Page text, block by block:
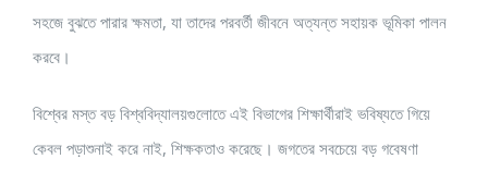
সহজে বুঝতে পারার ক্ষমতা, যা তাদের পরবর্তী জীবনে অত্যন্ত সহায়ক ভূমিকা পালন
করবে।
বিশ্বের মস্ত বড় বিশ্ববিদ্যালয়গুলোতে এই বিভাগের শিক্ষার্থীরাই ভবিষ্যতে গিয়ে
কেবল পড়াশুনাই করে নাই, শিক্ষকতাও করেছে। জগতের সবচেয়ে বড় গবেষণা